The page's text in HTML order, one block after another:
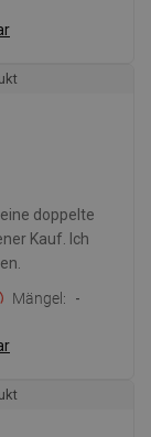
doppelte
Kauf. Ich
Mängel -